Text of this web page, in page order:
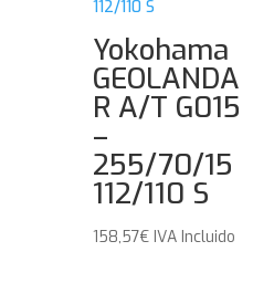
Yokohama
GEOLANDA
R A/T G015
–
255/70/15
112/110 S
158,57€ IVA Incluido